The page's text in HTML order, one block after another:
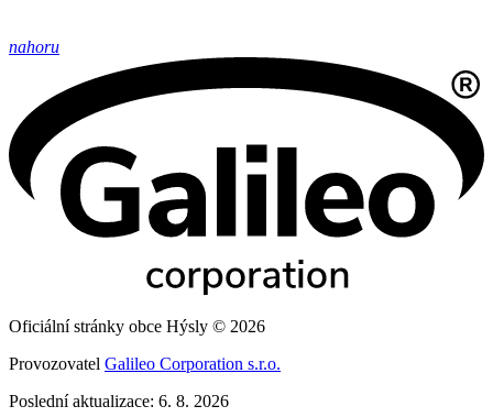
nahoru
Oficiální stránky obce Hýsly © 2026
Provozovatel Galileo Corporation s.r.o.
Poslední aktualizace: 6. 8. 2026